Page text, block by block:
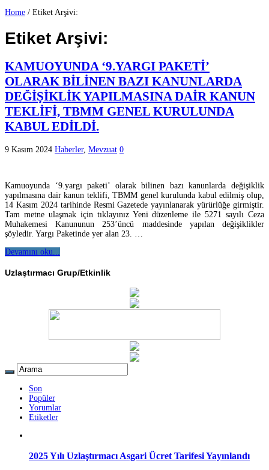
Home / Etiket Arşivi:
Etiket Arşivi:
KAMUOYUNDA ‘9.YARGI PAKETİ’
OLARAK BİLİNEN BAZI KANUNLARDA
DEĞİŞİKLİK YAPILMASINA DAİR KANUN
TEKLİFİ, TBMM GENEL KURULUNDA
KABUL EDİLDİ.
9 Kasım 2024 Haberler, Mevzuat 0
Kamuoyunda ‘9.yargı paketi’ olarak bilinen bazı kanunlarda değişiklik
yapılmasına dair kanun teklifi, TBMM genel kurulunda kabul edilmiş olup,
14 Kasım 2024 tarihinde Resmi Gazetede yayınlanarak yürürlüğe girmiştir.
Tam metne ulaşmak için tıklayınız Yeni düzenleme ile 5271 sayılı Ceza
Muhakemesi Kanununun 253’üncü maddesinde yapılan değişiklikler
şöyledir. Yargı Paketinde yer alan 23. …
Devamını oku...
Uzlaştırmacı Grup/Etkinlik
Son
Popüler
Yorumlar
Etiketler
2025 Yılı Uzlaştırmacı Asgari Ücret Tarifesi Yayınlandı